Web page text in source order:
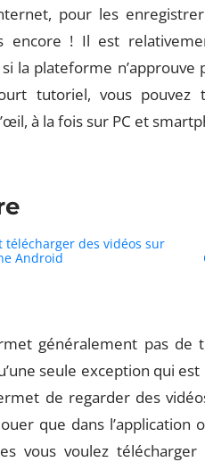
pour les
encore ! Il est
la plateforme
tutoriel, vous pouvez
à la fois sur PC et
télécharger des vidéos sur
Android
généralement pas
seule exception qui
de regarder des
que dans
vous voulez